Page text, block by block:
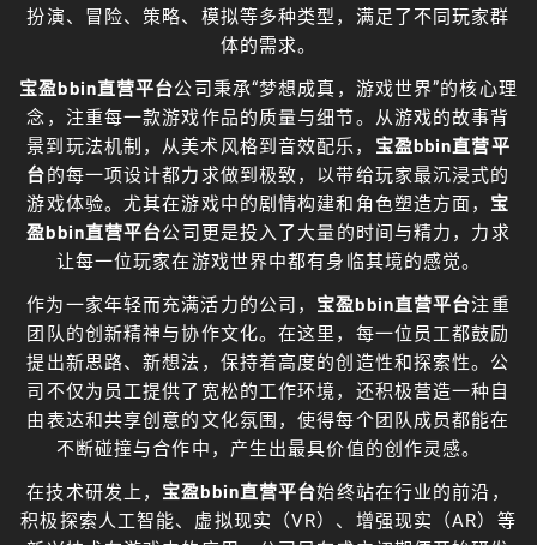
扮演、冒险、策略、模拟等多种类型，满足了不同玩家群
体的需求。
宝盈bbin直营平台公司秉承“梦想成真，游戏世界”的核心理
念，注重每一款游戏作品的质量与细节。从游戏的故事背
景到玩法机制，从美术风格到音效配乐， 宝盈bbin直营平
台的每一项设计都力求做到极致，以带给玩家最沉浸式的
游戏体验。尤其在游戏中的剧情构建和角色塑造方面， 宝
盈bbin直营平台公司更是投入了大量的时间与精力，力求
让每一位玩家在游戏世界中都有身临其境的感觉。
作为一家年轻而充满活力的公司， 宝盈bbin直营平台注重
团队的创新精神与协作文化。在这里，每一位员工都鼓励
提出新思路、新想法，保持着高度的创造性和探索性。公
司不仅为员工提供了宽松的工作环境，还积极营造一种自
由表达和共享创意的文化氛围，使得每个团队成员都能在
不断碰撞与合作中，产生出最具价值的创作灵感。
在技术研发上， 宝盈bbin直营平台始终站在行业的前沿，
积极探索人工智能、虚拟现实（VR）、增强现实（AR）等